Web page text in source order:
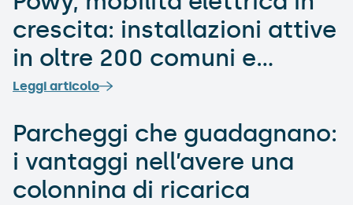
crescita: installazioni attive
in oltre 200 comuni e
accelerazione dei risultati
Leggi articolo
Parcheggi che guadagnano:
i vantaggi nell’avere una
colonnina di ricarica